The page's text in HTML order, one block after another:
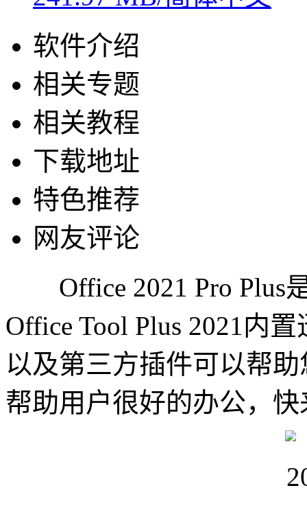
软件介绍
相关专题
相关教程
下载地址
特色推荐
网友评论
Office 2021 Pro Plus
Office Tool Plus 2021内
以及第三方插件可以帮
帮助用户很好的办公，